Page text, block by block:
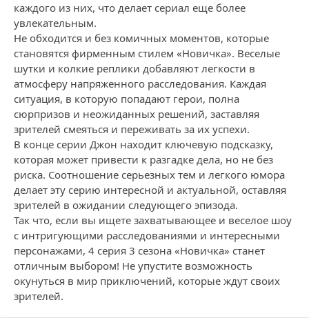
каждого из них, что делает сериал еще более
увлекательным.
Не обходится и без комичных моментов, которые
становятся фирменным стилем «Новичка». Веселые
шутки и колкие реплики добавляют легкости в
атмосферу напряженного расследования. Каждая
ситуация, в которую попадают герои, полна
сюрпризов и неожиданных решений, заставляя
зрителей смеяться и переживать за их успехи.
В конце серии Джон находит ключевую подсказку,
которая может привести к разгадке дела, но не без
риска. Соотношение серьезных тем и легкого юмора
делает эту серию интересной и актуальной, оставляя
зрителей в ожидании следующего эпизода.
Так что, если вы ищете захватывающее и веселое шоу
с интригующими расследованиями и интересными
персонажами, 4 серия 3 сезона «Новичка» станет
отличным выбором! Не упустите возможность
окунуться в мир приключений, которые ждут своих
зрителей.